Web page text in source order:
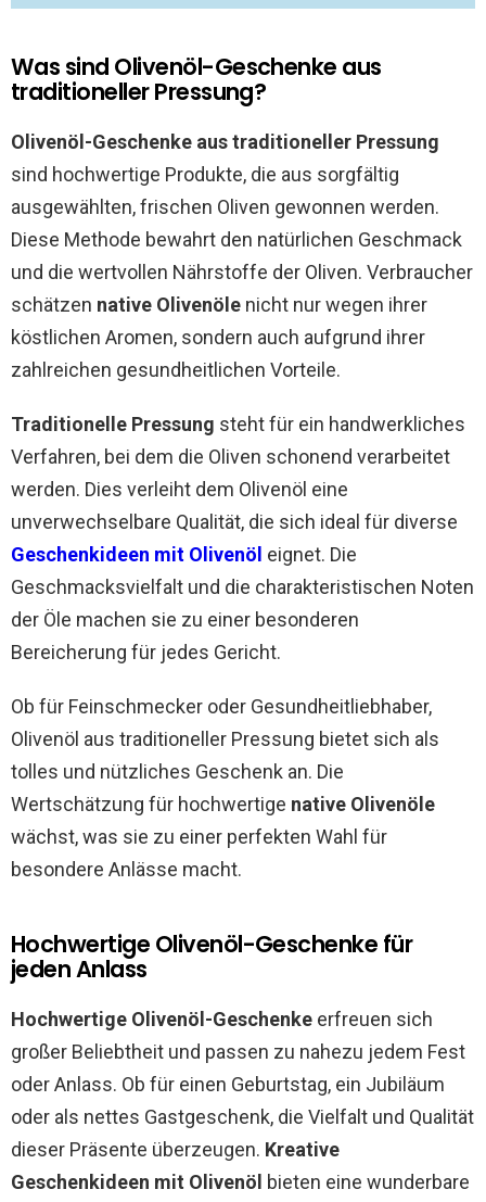
Was sind Olivenöl-Geschenke aus
traditioneller Pressung?
Olivenöl-Geschenke aus traditioneller Pressung
sind hochwertige Produkte, die aus sorgfältig
ausgewählten, frischen Oliven gewonnen werden.
Diese Methode bewahrt den natürlichen Geschmack
und die wertvollen Nährstoffe der Oliven. Verbraucher
schätzen native Olivenöle nicht nur wegen ihrer
köstlichen Aromen, sondern auch aufgrund ihrer
zahlreichen gesundheitlichen Vorteile.
Traditionelle Pressung steht für ein handwerkliches
Verfahren, bei dem die Oliven schonend verarbeitet
werden. Dies verleiht dem Olivenöl eine
unverwechselbare Qualität, die sich ideal für diverse
Geschenkideen mit Olivenöl eignet. Die
Geschmacksvielfalt und die charakteristischen Noten
der Öle machen sie zu einer besonderen
Bereicherung für jedes Gericht.
Ob für Feinschmecker oder Gesundheitliebhaber,
Olivenöl aus traditioneller Pressung bietet sich als
tolles und nützliches Geschenk an. Die
Wertschätzung für hochwertige native Olivenöle
wächst, was sie zu einer perfekten Wahl für
besondere Anlässe macht.
Hochwertige Olivenöl-Geschenke für
jeden Anlass
Hochwertige Olivenöl-Geschenke erfreuen sich
großer Beliebtheit und passen zu nahezu jedem Fest
oder Anlass. Ob für einen Geburtstag, ein Jubiläum
oder als nettes Gastgeschenk, die Vielfalt und Qualität
dieser Präsente überzeugen. Kreative
Geschenkideen mit Olivenöl bieten eine wunderbare